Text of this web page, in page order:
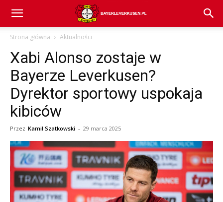
Bayer
Leverkusen
aktualności
Strona główna Aktualności
Xabi Alonso zostaje w
Bayerze Leverkusen?
Dyrektor sportowy uspokaja
kibiców
Przez Kamil Szatkowski - 29 marca 2025